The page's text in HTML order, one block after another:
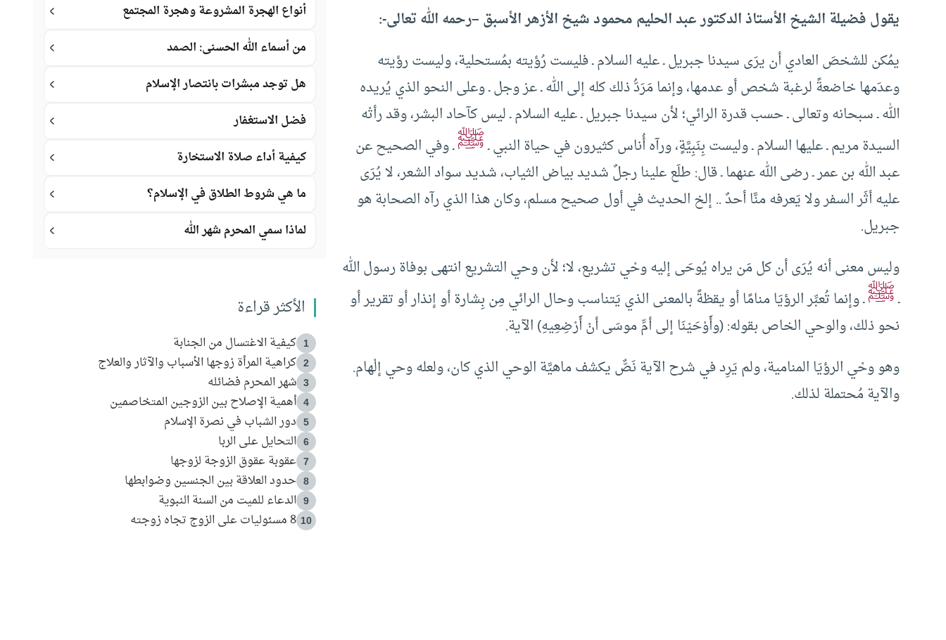
يقول فضيلة الشيخ الأستاذ الدكتور عبد الحليم محمود شيخ الأزهر الأسبق –رحمه الله تعالى-:
يمُكن للشخصَ العادي أن يرَى سيدنا جبريل ـ عليه السلام ـ فليست رُؤيته بمُستحلية، وليست رؤيته
وعدَمها خاضعةً لرغبة شخص أو عدمها، وإنما مَرَدُّ ذلك كله إلى الله ـ عز وجل ـ وعلى النحو الذي يُريده
الله ـ سبحانه وتعالى ـ حسب قدرة الرائي؛ لأن سيدنا جبريل ـ عليه السلام ـ ليس كآحاد البشر، وقد رأتْه
السيدة مريم ـ عليها السلام ـ وليست بِنَبِيَّةٍ، ورآه أُناس كثيرون في حياة النبي ـﷺـ وفي الصحيح عن
عبد الله بن عمر ـ رضى الله عنهما ـ قال: طلَع علينا رجلٌ شديد بياض الثياب، شديد سواد الشعر، لا يُرَى
عليه أثَر السفر ولا يَعرفه منَّا أحدٌ .. إلخ الحديث في أول صحيح مسلم، وكان هذا الذي رآه الصحابة هو
جبريل.
وليس معنى أنه يُرَى أن كل مَن يراه يُوحَى إليه وحْي تشريع، لا؛ لأن وحي التشريع انتهى بوفاة رسول الله
ـﷺـ وإنما تُعبِّر الرؤيَا منامًا أو يقظةً بالمعنى الذي يَتناسب وحال الرائي مِن بِشارة أو إنذار أو تقرير أو
نحو ذلك، والوحي الخاص بقوله: (وأَوْحَيْنَا إلى أمِّ موسَى أنْ أَرْضِعِيهِ) الآية.
وهو وحْي الرؤيَا المنامية، ولم يَرِد في شرح الآية نَصٌّ يكشف ماهيَّة الوحي الذي كان، ولعله وحي إلْهام.
والآية مُحتملة لذلك.
أنواع الهجرة المشروعة وهجرة المجتمع
من أسماء الله الحسنى: الصمد
هل توجد مبشرات بانتصار الإسلام
فضل الاستغفار
كيفية أداء صلاة الاستخارة
ما هي شروط الطلاق في الإسلام؟
لماذا سمي المحرم شهر الله
الأكثر قراءة
1 كيفية الاغتسال من الجنابة
2 كراهية المرأة زوجها الأسباب والآثار والعلاج
3 شهر المحرم فضائله
4 أهمية الإصلاح بين الزوجين المتخاصمين
5 دور الشباب في نصرة الإسلام
6 التحايل على الربا
7 عقوبة عقوق الزوجة لزوجها
8 حدود العلاقة بين الجنسين وضوابطها
9 الدعاء للميت من السنة النبوية
10 8 مسئوليات على الزوج تجاه زوجته